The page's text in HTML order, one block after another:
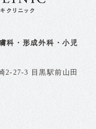
科・形成外科・小児
2-27-3 目黒駅前山田